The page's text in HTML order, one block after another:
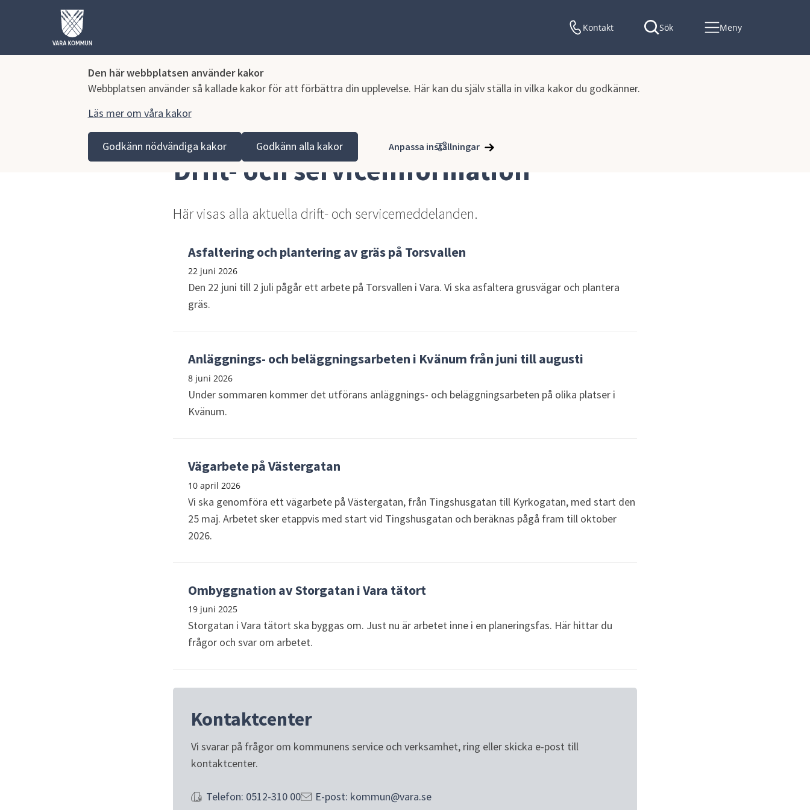
Den här webbplatsen använder kakor
Webbplatsen använder så kallade kakor för att förbättra din upplevelse. Här kan du själv ställa in vilka kakor du godkänner.
Läs mer om våra kakor
Godkänn nödvändiga kakor Godkänn alla kakor Anpassa inställningar
Kontakt Sök Meny
Vara kommun Drift- och serviceinformation
Drift- och serviceinformation
Här visas alla aktuella drift- och servicemeddelanden.
Asfaltering och plantering av gräs på Torsvallen
22 juni 2026
Den 22 juni till 2 juli pågår ett arbete på Torsvallen i Vara. Vi ska asfaltera grusvägar och plantera
gräs.
Anläggnings- och beläggningsarbeten i Kvänum från juni till augusti
8 juni 2026
Under sommaren kommer det utförans anläggnings- och beläggningsarbeten på olika platser i
Kvänum.
Vägarbete på Västergatan
10 april 2026
Vi ska genomföra ett vägarbete på Västergatan, från Tingshusgatan till Kyrkogatan, med start den
25 maj. Arbetet sker etappvis med start vid Tingshusgatan och beräknas pågå fram till oktober
2026.
Ombyggnation av Storgatan i Vara tätort
19 juni 2025
Storgatan i Vara tätort ska byggas om. Just nu är arbetet inne i en planeringsfas. Här hittar du
frågor och svar om arbetet.
Kontaktcenter
Vi svarar på frågor om kommunens service och verksamhet, ring eller skicka e-post till
kontaktcenter.
Telefon: 0512-310 00 E-post: kommun@vara.se